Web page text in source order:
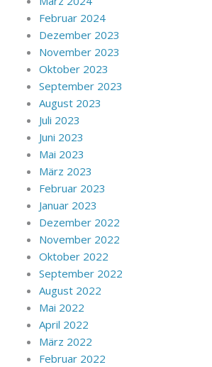
Februar 2024
Dezember 2023
November 2023
Oktober 2023
September 2023
August 2023
Juli 2023
Juni 2023
Mai 2023
März 2023
Februar 2023
Januar 2023
Dezember 2022
November 2022
Oktober 2022
September 2022
August 2022
Mai 2022
April 2022
März 2022
Februar 2022